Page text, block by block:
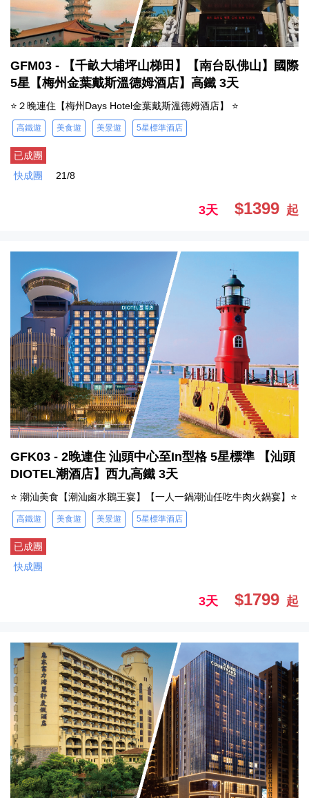
GFM03 - 【千畝大埔坪山梯田】【南台臥佛山】國際
5星【梅州金葉戴斯溫德姆酒店】高鐵 3天
⭐２晚連住【梅州Days Hotel金葉戴斯溫德姆酒店】 ⭐
高鐵遊 美食遊 美景遊 5星標準酒店
已成團
快成團
21/8
3天 $1399 起
GFK03 - 2晚連住 汕頭中心至In型格 5星標準 【汕頭
DIOTEL潮酒店】西九高鐵 3天
⭐ 潮汕美食【潮汕鹵水鵝王宴】【一人一鍋潮汕任吃牛肉火鍋宴】⭐
高鐵遊 美食遊 美景遊 5星標準酒店
已成團
快成團
3天 $1799 起